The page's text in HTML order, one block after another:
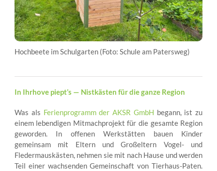
Hochbeete im Schulgarten (Foto: Schule am Patersweg)
In Ihrhove piept’s — Nistkästen für die ganze Region
Was als Ferienprogramm der AKSR GmbH begann, ist zu
einem lebendigen Mitmachprojekt für die gesamte Region
geworden. In offenen Werkstätten bauen Kinder
gemeinsam mit Eltern und Großeltern Vogel- und
Fledermauskästen, nehmen sie mit nach Hause und werden
Teil einer wachsenden Gemeinschaft von Tierhaus-Paten.